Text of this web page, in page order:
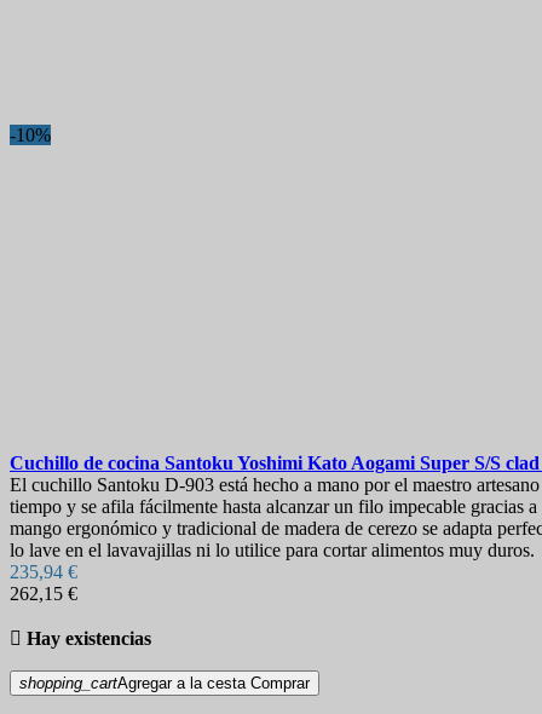
-10%
Cuchillo de cocina Santoku Yoshimi Kato Aogami Super S/S
El cuchillo Santoku D-903 está hecho a mano por el maestro
tiempo y se afila fácilmente hasta alcanzar un filo impecable gracias
mango ergonómico y tradicional de madera de cerezo se adapta
lo lave en el lavavajillas ni lo utilice para cortar alimentos muy duros.
235,94 €
262,15 €
 Hay existencias
shopping_cartAgregar a la cesta Comprar